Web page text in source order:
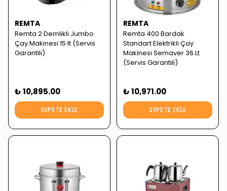
REMTA
Remta 2 Demlikli Jumbo
Çay Makinesi 15 lt (Servis
Garantili)
₺ 10,895.00
SEPETE EKLE
REMTA
Remta 400 Bardak
Standart Elektrikli Çay
Makinesi Semaver 36 Lt
(Servis Garantili)
₺ 10,971.00
SEPETE EKLE